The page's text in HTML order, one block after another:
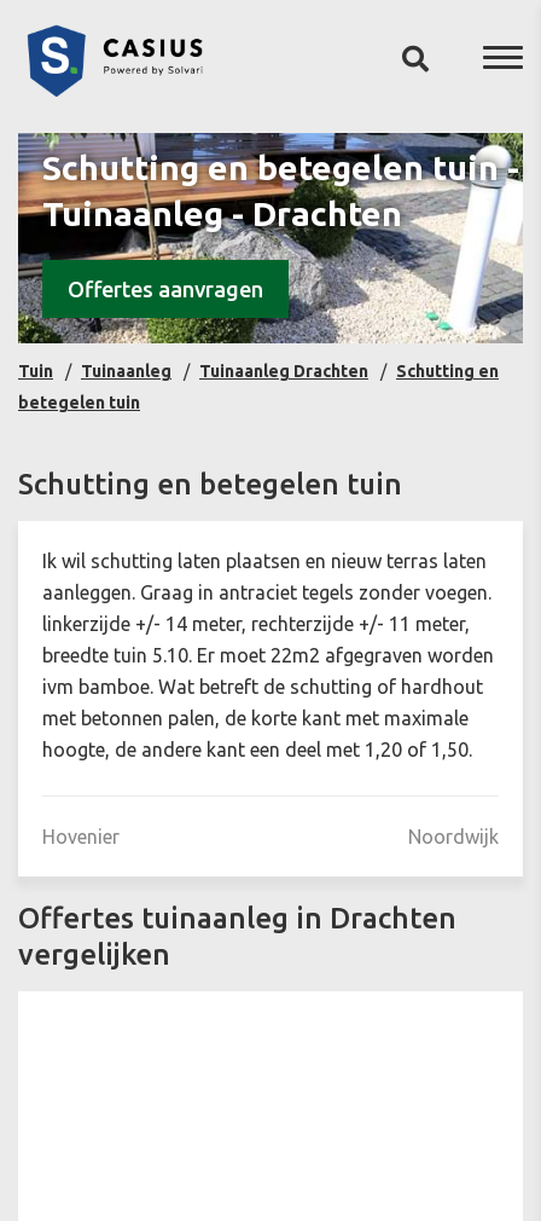
Schutting en betegelen tuin -
Tuinaanleg - Drachten
Offertes aanvragen
Tuin Tuinaanleg Tuinaanleg Drachten
Schutting en
betegelen tuin
Schutting en betegelen tuin
Ik wil schutting laten plaatsen en nieuw terras laten
aanleggen. Graag in antraciet tegels zonder voegen.
linkerzijde +/- 14 meter, rechterzijde +/- 11 meter,
breedte tuin 5.10. Er moet 22m2 afgegraven worden
ivm bamboe. Wat betreft de schutting of hardhout
met betonnen palen, de korte kant met maximale
hoogte, de andere kant een deel met 1,20 of 1,50.
Hovenier Noordwijk
Offertes tuinaanleg in Drachten
vergelijken